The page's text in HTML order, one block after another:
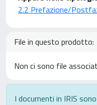
2.2 Prefazione/
File in questo prodotto:
Non ci sono file
I documenti in IRIS